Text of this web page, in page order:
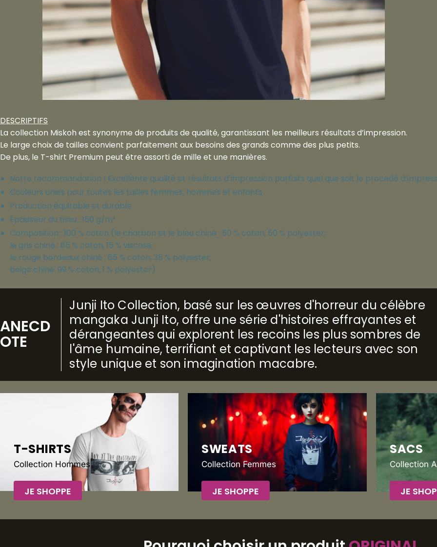
DESCRIPTIFS
La collection Miskoh est synonyme de produits de qualité, garantissant les meilleurs résultats d’impression.
Le large choix de tailles convient parfaitement aux besoins des grands comme des plus petits.
De plus, le T-shirt Premium peut être assorti de mille et une manières.
Notre recommandation ! Excellente qualité et résultats d’impression parfaits quel que soit le procédé
Couleurs unies pour toutes les tailles femmes, hommes et enfants
Production équitable et durable
Épaisseur du tissu : 150 g/m²
Composition : 100 % coton (le charbon et le bleu chiné : 50 % coton, 50 % polyester;
le gris chiné : 85 % coton, 15 % viscose;
le rouge bordeaux chiné : 65 % coton, 35 % polyester;
beige chiné: 99 % coton, 1 % polyester)
ANECD
OTE
Junji Ito Collection, basé sur les œuvres d'horreur du célèbre
mangaka Junji Ito, offre une série d'histoires effrayantes et
dérangeantes qui explorent les recoins les plus sombres de
l'âme humaine, terrifiant et captivant les lecteurs avec son
style unique et son imagination macabre.
T-SHIRTS
Collection Hommes
JE SHOPPE
SWEATS
Collection Femmes
JE SHOPPE
SACS
Collection
JE